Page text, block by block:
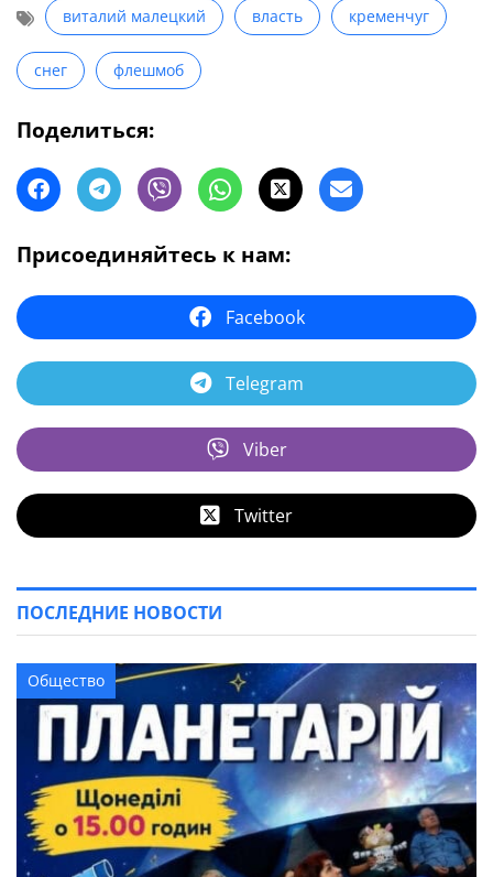
виталий малецкий власть кременчуг
снег флешмоб
Поделиться:
Присоединяйтесь к нам:
Facebook
Telegram
Viber
Twitter
ПОСЛЕДНИЕ НОВОСТИ
Общество